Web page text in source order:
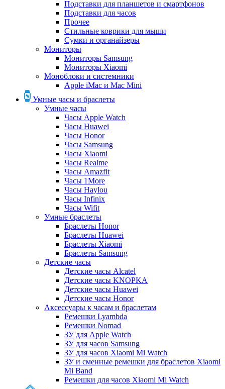
Подставки для планшетов и смартфонов
Подставки для часов
Прочее
Стильные коврики для мыши
Сумки и органайзеры
Мониторы
Мониторы Samsung
Мониторы Xiaomi
Моноблоки и системники
Apple iMac и Mac Mini
Умные часы и браслеты
Умные часы
Часы Apple Watch
Часы Huawei
Часы Honor
Часы Samsung
Часы Xiaomi
Часы Realme
Часы Amazfit
Часы 1More
Часы Haylou
Часы Infinix
Часы Wifit
Умные браслеты
Браслеты Honor
Браслеты Huawei
Браслеты Xiaomi
Браслеты Samsung
Детские часы
Детские часы Alcatel
Детские часы KNOPKA
Детские часы Huawei
Детские часы Honor
Аксессуары к часам и браслетам
Ремешки Lyambda
Ремешки Nomad
ЗУ для Apple Watch
ЗУ для часов Samsung
ЗУ для часов Xiaomi Mi Watch
ЗУ и сменные ремешки для браслетов Xiaomi
Mi Band
Ремешки для часов Xiaomi Mi Watch